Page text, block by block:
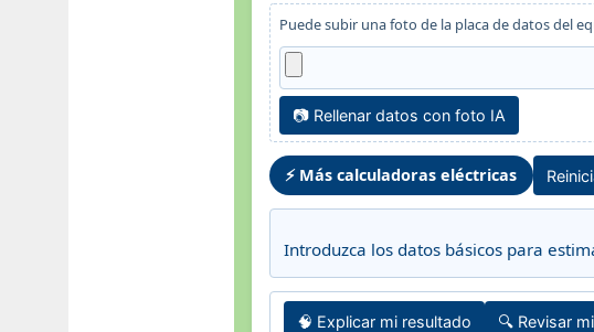
Puede subir una foto de la placa de datos del
📷 Rellenar datos con foto IA
⚡ Más calculadoras eléctricas
Introduzca los datos básicos para
🧠 Explicar mi resultado 🔍 Revisar